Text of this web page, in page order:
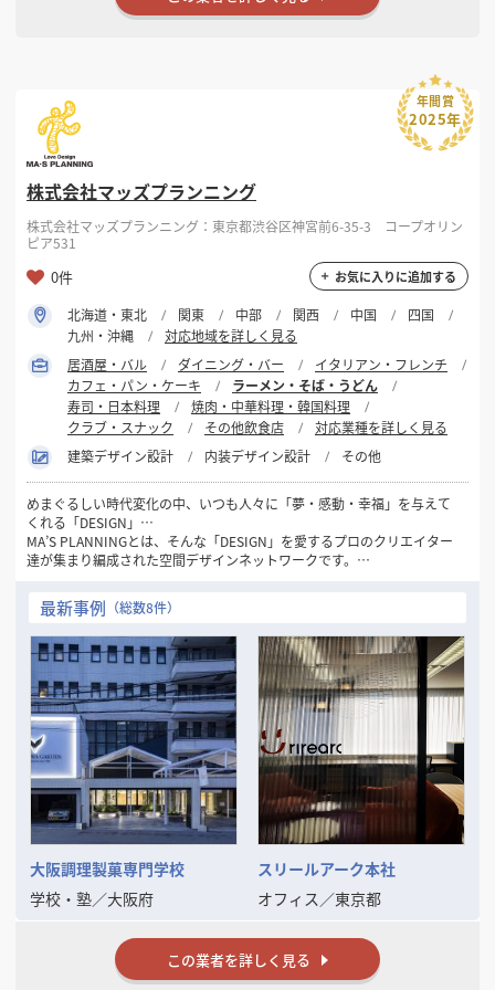
株式会社マッズプランニング
株式会社マッズプランニング：東京都渋谷区神宮前6-35-3 コープオリン
ピア531
0件 お気に入りに追加する
年間賞
2025年
北海道・東北 関東 中部 関西 中国
四国
九州・沖縄
対応地域を詳しく見る
居酒屋・バル
ダイニング・バー
イタリアン・フレンチ
カフェ・パン・ケーキ
ラーメン・そば・うどん
寿司・日本料理
焼肉・中華料理・韓国料理
クラブ・スナック
その他飲食店
対応業種を詳しく見る
建築デザイン設計
内装デザイン設計 その他
めまぐるしい時代変化の中、いつも人々に「夢・感動・幸福」を与えて
くれる「DESIGN」…
MA’S PLANNINGとは、そんな「DESIGN」を愛するプロのクリエイター
達が集まり編成された空間デザインネットワークです。
1981年の創設以来32年間にわたり一貫して“人々にデザインを通して幸
せを感じてもらいたい…”
というシンプルなコンセプトを念頭に「愛のあるDESIGN」を数多くの
お客様に提供してまいりました。
現代のトレンド・ニーズの変化は一層加速し本質の見極めが困難となる
中、この思いを忘れず、変化を的確に捉えながらもけっして流されるこ
とのない
「普遍的DESIGNの可能性」をさらに追求してまいります。
そして、数々の商空間、住空間プランニングで培った確かな経験と実績
を裏付けに
お客様の良きビジネスパートナーとして「最良の空間づくり」をお手伝
いいたします。
最新事例 （総数8件）
大阪調理製菓専門学校
学校・塾／大阪府
スリールアーク本社
オフィス ／東京都
この業者を詳しく見る